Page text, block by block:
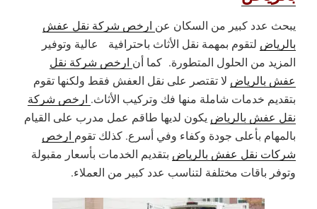
يبحث عدد كبير من السكان عن ارخص شركة نقل عفش
بالرياض لتقوم بمهمة نقل الأثاث باحترافية
عالية وتوفير
المزيد من الحلول المتطورة. كما أن ارخص شركة نقل
عفش بالرياض لا تقتصر على نقل العفش فقط ولكنها تقوم
بتقديم خدمات شاملة منها فك وتركيب الأثاث. ارخص شركة
نقل عفش بالرياض يكون لديها طاقم عمل مدرب على القيام
بالمهام بأعلى جودة وكفاء وفي أسرع. كذلك تقوم ارخص
شركات نقل عفش بالرياض بتقديم الخدمات بأسعار مقبولة
وتوفر باقات مختلفة لتناسب عدد كبير من العملاء.